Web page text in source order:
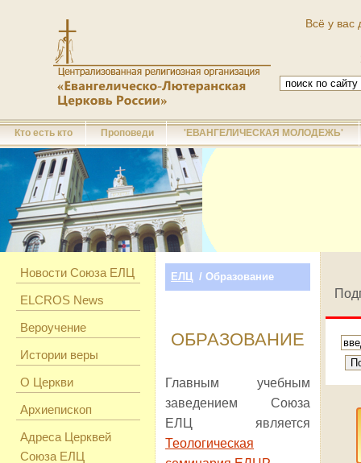
Всё у вас
Кто есть кто Проповеди 'ЕВАНГЕЛИЧЕСКАЯ МОЛОДЕЖЬ'
Новости Союза ЕЛЦ
ELCROS News
Вероучение
Истории веры
О Церкви
Архиепископ
Адреса Церквей
Союза ЕЛЦ
ЕЛЦ / Образование
ОБРАЗОВАНИЕ
Главным учебным
заведением Союза
ЕЛЦ является
Теологическая